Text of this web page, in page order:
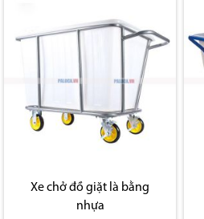
Xe chở đồ giặt là bằng
nhựa